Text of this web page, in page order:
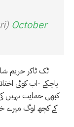
October
ٹک ٹاکر حریم
پاچکے -اب کوئی
کبھی حمایت نہیں
کے کچھ لوگ میرے